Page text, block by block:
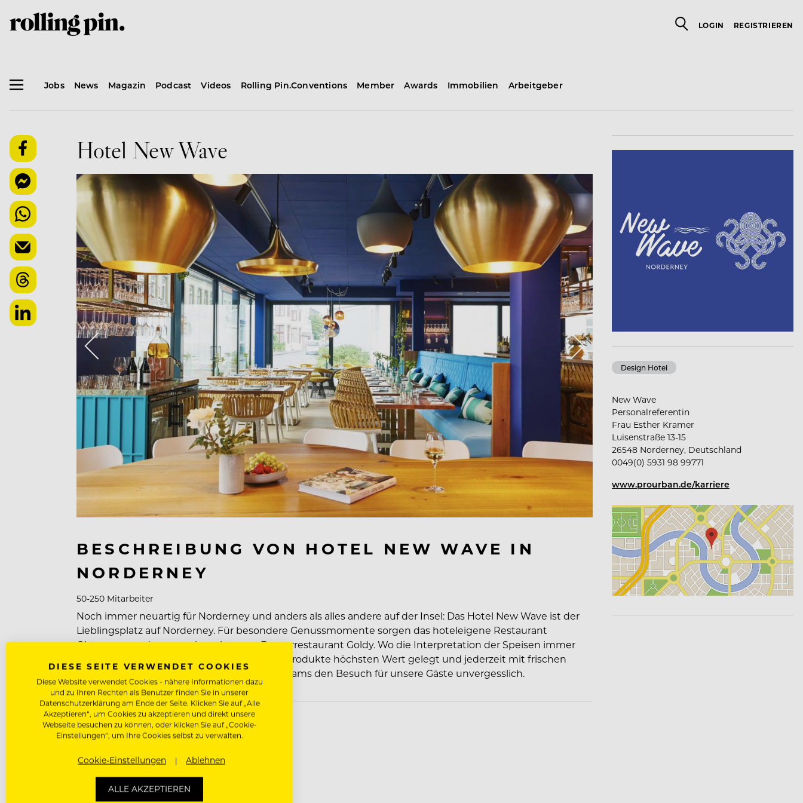
LOGIN REGISTRIEREN
Jobs News Magazin Podcast Videos Rolling Pin.Conventions Member Awards Immobilien Arbeitgeber
Hotel New Wave
BESCHREIBUNG VON HOTEL NEW WAVE IN
NORDERNEY
50-250 Mitarbeiter
Noch immer neuartig für Norderney und anders als alles andere auf der Insel: Das Hotel New Wave ist der
Lieblingsplatz auf Norderney. Für besondere Genussmomente sorgen das hoteleigene Restaurant
Oktopussy und unser nahegelegenes Burgerrestaurant Goldy. Wo die Interpretation der Speisen immer
wieder überrascht, wird auf die Qualität der Produkte höchsten Wert gelegt und jederzeit mit frischen
Zutaten gearbeitet. Mache als Teil unseres Teams den Besuch für unsere Gäste unvergesslich.
Benefits für unsere Mitarbeiter
Wäscheservice
Design Hotel
New Wave
Personalreferentin
Frau Esther Kramer
Luisenstraße 13-15
26548 Norderney, Deutschland
0049(0) 5931 98 99771
www.prourban.de/karriere
DIESE SEITE VERWENDET COOKIES
Diese Website verwendet Cookies - nähere Informationen dazu
und zu Ihren Rechten als Benutzer finden Sie in unserer
Datenschutzerklärung am Ende der Seite. Klicken Sie auf „Alle
Akzeptieren“, um Cookies zu akzeptieren und direkt unsere
Webseite besuchen zu können, oder klicken Sie auf „Cookie-
Einstellungen“, um Ihre Cookies selbst zu verwalten.
Cookie-Einstellungen Ablehnen
ALLE AKZEPTIEREN